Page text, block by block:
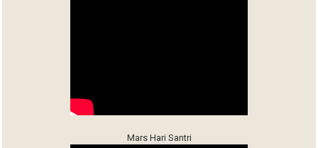
Mars Hari Santri